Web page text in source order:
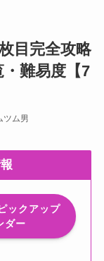
目完全攻略
難易度【7
ツム男
ックアップ
ダー